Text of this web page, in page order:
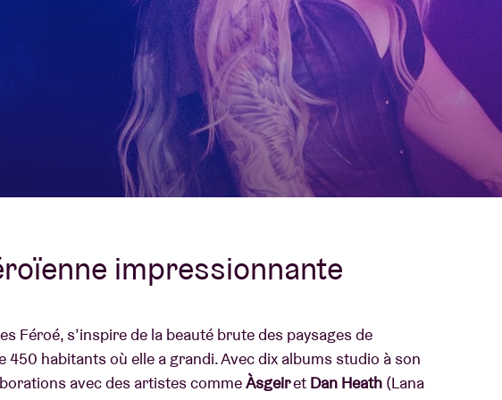
À propos de l'AB
Contact
impressionnante
Féroé, s’inspire de la beauté brute des paysages de
450 habitants où elle a grandi. Avec dix albums studio à son
avec des artistes commeÀsgeiret Dan Heath (Lana